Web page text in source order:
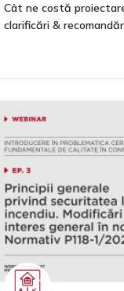
Cât ne costă
clarificări &